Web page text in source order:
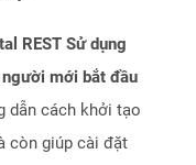
REST Sử dụng
mới bắt đầu
dẫn cách khởi tạo
còn giúp cài đặt